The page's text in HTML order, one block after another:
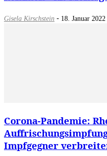
Gisela Kirschstein - 18. Januar 2022
Corona-Pandemie:
Impfgegner